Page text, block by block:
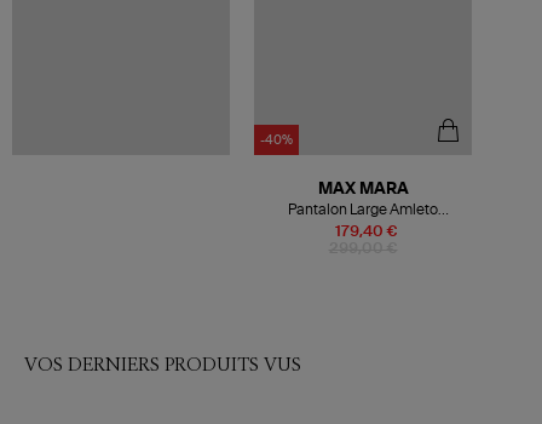
-40%
179,40 €
MAX MARA
Pantalon Large Amleto
Midnightblue, 'S Max Mara
VOS DERNIERS PRODUITS VUS